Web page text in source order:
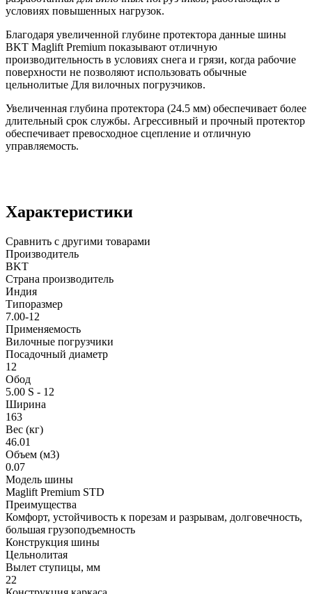
условиях повышенных нагрузок.
Благодаря увеличенной глубине протектора данные шины
BKT Maglift Premium показывают отличную
производительность в условиях снега и грязи, когда рабочие
поверхности не позволяют использовать обычные
цельнолитые Для вилочных погрузчиков.
Увеличенная глубина протектора (24.5 мм) обеспечивает более
длительный срок службы. Агрессивный и прочный протектор
обеспечивает превосходное сцепление и отличную
управляемость.
Характеристики
Сравнить с другими товарами
Производитель
BKT
Страна производитель
Индия
Типоразмер
7.00-12
Применяемость
Вилочные погрузчики
Посадочный диаметр
12
Обод
5.00 S - 12
Ширина
163
Вес (кг)
46.01
Объем (м3)
0.07
Модель шины
Maglift Premium STD
Преимущества
Комфорт, устойчивость к порезам и разрывам, долговечность,
большая грузоподъемность
Конструкция шины
Цельнолитая
Вылет ступицы, мм
22